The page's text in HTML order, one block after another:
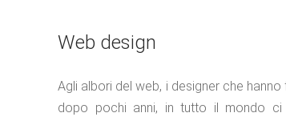
Web design
Agli albori del web, i designer che
dopo pochi anni, in tutto il mondo ci